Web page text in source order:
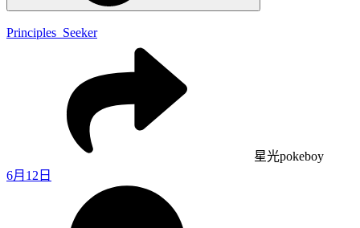
Principles_Seeker
星光pokeboy
6月12日